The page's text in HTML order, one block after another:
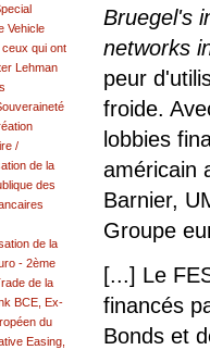
Bruegel's
networks
peur
froide.
lobbies
américain
Barnier,
Groupe
[...] Le
financés
Bonds et
Vehicle
qui ont
Lehman
/
de la
des
de la
- 2ème
de la
BCE, Ex-
du
Easing,